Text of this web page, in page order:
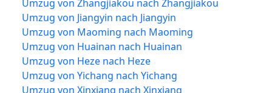
Umzug von Zhangjiakou nach Zhangjiakou
Umzug von Jiangyin nach Jiangyin
Umzug von Maoming nach Maoming
Umzug von Huainan nach Huainan
Umzug von Heze nach Heze
Umzug von Yichang nach Yichang
Umzug von Xinxiang nach Xinxiang